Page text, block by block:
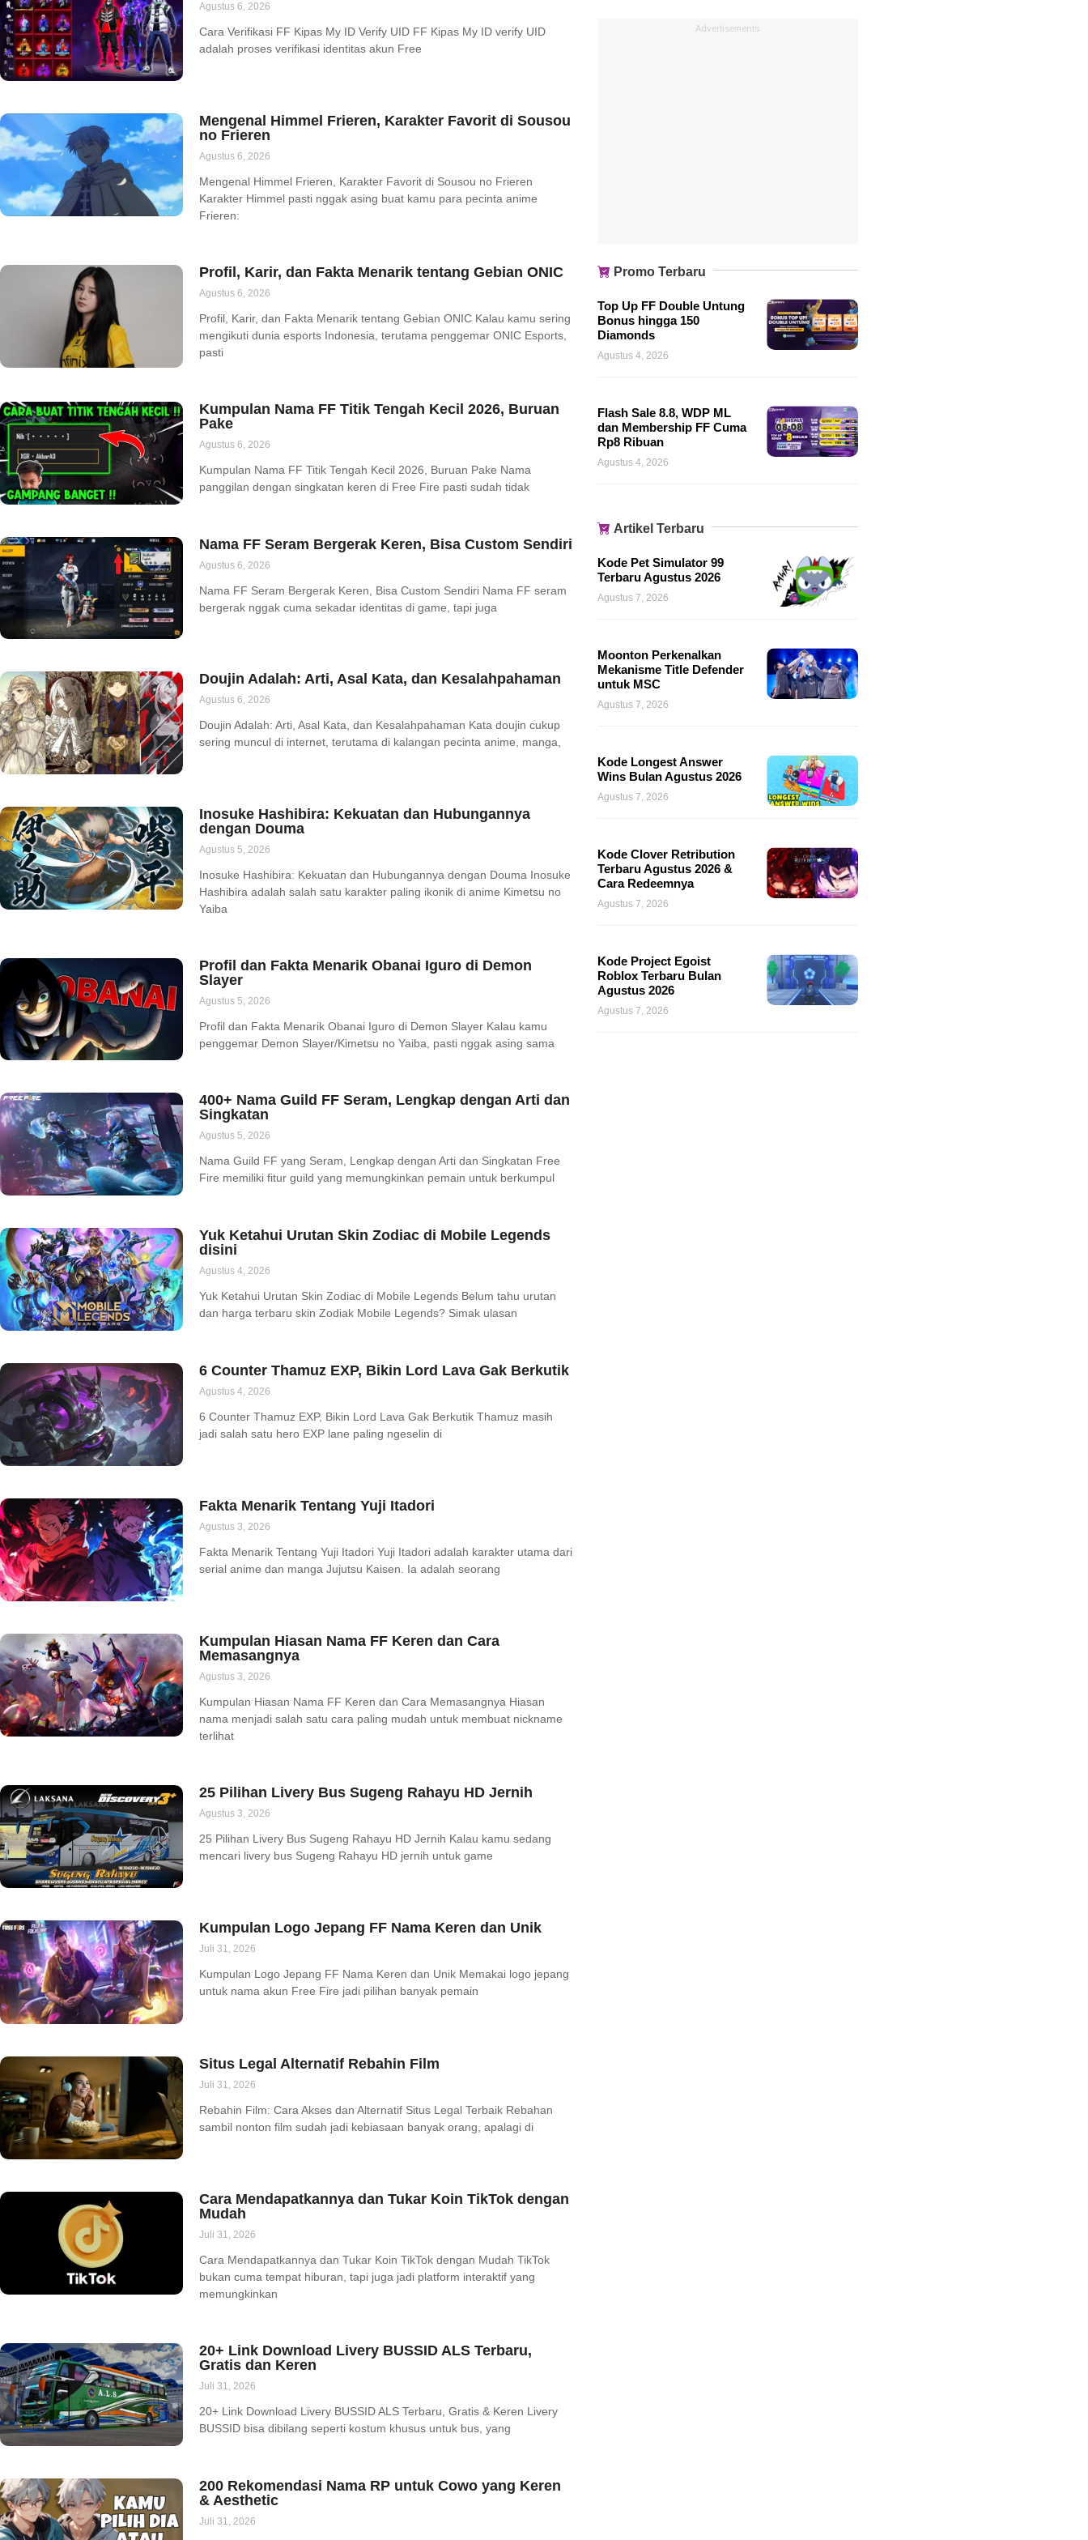
Agustus 6, 2026
Cara Verifikasi FF Kipas My ID Verify UID FF Kipas My ID verify UID
adalah proses verifikasi identitas akun Free
Mengenal Himmel Frieren, Karakter Favorit di Sousou
no Frieren
Agustus 6, 2026
Mengenal Himmel Frieren, Karakter Favorit di Sousou no Frieren
Karakter Himmel pasti nggak asing buat kamu para pecinta anime
Frieren:
Profil, Karir, dan Fakta Menarik tentang Gebian ONIC
Agustus 6, 2026
Profil, Karir, dan Fakta Menarik tentang Gebian ONIC Kalau kamu sering
mengikuti dunia esports Indonesia, terutama penggemar ONIC Esports,
pasti
Kumpulan Nama FF Titik Tengah Kecil 2026, Buruan
Pake
Agustus 6, 2026
Kumpulan Nama FF Titik Tengah Kecil 2026, Buruan Pake Nama
panggilan dengan singkatan keren di Free Fire pasti sudah tidak
Nama FF Seram Bergerak Keren, Bisa Custom Sendiri
Agustus 6, 2026
Nama FF Seram Bergerak Keren, Bisa Custom Sendiri Nama FF seram
bergerak nggak cuma sekadar identitas di game, tapi juga
Doujin Adalah: Arti, Asal Kata, dan Kesalahpahaman
Agustus 6, 2026
Doujin Adalah: Arti, Asal Kata, dan Kesalahpahaman Kata doujin cukup
sering muncul di internet, terutama di kalangan pecinta anime, manga,
Inosuke Hashibira: Kekuatan dan Hubungannya
dengan Douma
Agustus 5, 2026
Inosuke Hashibira: Kekuatan dan Hubungannya dengan Douma Inosuke
Hashibira adalah salah satu karakter paling ikonik di anime Kimetsu no
Yaiba
Profil dan Fakta Menarik Obanai Iguro di Demon
Slayer
Agustus 5, 2026
Profil dan Fakta Menarik Obanai Iguro di Demon Slayer Kalau kamu
penggemar Demon Slayer/Kimetsu no Yaiba, pasti nggak asing sama
400+ Nama Guild FF Seram, Lengkap dengan Arti dan
Singkatan
Agustus 5, 2026
Nama Guild FF yang Seram, Lengkap dengan Arti dan Singkatan Free
Fire memiliki fitur guild yang memungkinkan pemain untuk berkumpul
Yuk Ketahui Urutan Skin Zodiac di Mobile Legends
disini
Agustus 4, 2026
Yuk Ketahui Urutan Skin Zodiac di Mobile Legends Belum tahu urutan
dan harga terbaru skin Zodiak Mobile Legends? Simak ulasan
6 Counter Thamuz EXP, Bikin Lord Lava Gak Berkutik
Agustus 4, 2026
6 Counter Thamuz EXP, Bikin Lord Lava Gak Berkutik Thamuz masih
jadi salah satu hero EXP lane paling ngeselin di
Fakta Menarik Tentang Yuji Itadori
Agustus 3, 2026
Fakta Menarik Tentang Yuji Itadori Yuji Itadori adalah karakter utama dari
serial anime dan manga Jujutsu Kaisen. Ia adalah seorang
Kumpulan Hiasan Nama FF Keren dan Cara
Memasangnya
Agustus 3, 2026
Kumpulan Hiasan Nama FF Keren dan Cara Memasangnya Hiasan
nama menjadi salah satu cara paling mudah untuk membuat nickname
terlihat
25 Pilihan Livery Bus Sugeng Rahayu HD Jernih
Agustus 3, 2026
25 Pilihan Livery Bus Sugeng Rahayu HD Jernih Kalau kamu sedang
mencari livery bus Sugeng Rahayu HD jernih untuk game
Kumpulan Logo Jepang FF Nama Keren dan Unik
Juli 31, 2026
Kumpulan Logo Jepang FF Nama Keren dan Unik Memakai logo jepang
untuk nama akun Free Fire jadi pilihan banyak pemain
Situs Legal Alternatif Rebahin Film
Juli 31, 2026
Rebahin Film: Cara Akses dan Alternatif Situs Legal Terbaik Rebahan
sambil nonton film sudah jadi kebiasaan banyak orang, apalagi di
Cara Mendapatkannya dan Tukar Koin TikTok dengan
Mudah
Juli 31, 2026
Cara Mendapatkannya dan Tukar Koin TikTok dengan Mudah TikTok
bukan cuma tempat hiburan, tapi juga jadi platform interaktif yang
memungkinkan
20+ Link Download Livery BUSSID ALS Terbaru,
Gratis dan Keren
Juli 31, 2026
20+ Link Download Livery BUSSID ALS Terbaru, Gratis & Keren Livery
BUSSID bisa dibilang seperti kostum khusus untuk bus, yang
200 Rekomendasi Nama RP untuk Cowo yang Keren
& Aesthetic
Juli 31, 2026
Advertisements
Promo Terbaru
Top Up FF Double Untung
Bonus hingga 150
Diamonds
Agustus 4, 2026
Flash Sale 8.8, WDP ML
dan Membership FF Cuma
Rp8 Ribuan
Agustus 4, 2026
Artikel Terbaru
Kode Pet Simulator 99
Terbaru Agustus 2026
Agustus 7, 2026
Moonton Perkenalkan
Mekanisme Title Defender
untuk MSC
Agustus 7, 2026
Kode Longest Answer
Wins Bulan Agustus 2026
Agustus 7, 2026
Kode Clover Retribution
Terbaru Agustus 2026 &
Cara Redeemnya
Agustus 7, 2026
Kode Project Egoist
Roblox Terbaru Bulan
Agustus 2026
Agustus 7, 2026